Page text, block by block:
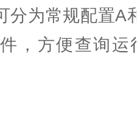
分为常规配置A
，方便查询运